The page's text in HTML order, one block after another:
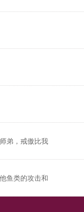
弟，戒傲比我
鱼类的攻击和